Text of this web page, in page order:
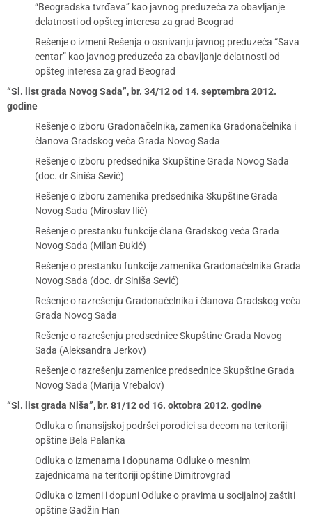
“Beogradska tvrđava” kao javnog preduzeća za obavljanje
delatnosti od opšteg interesa za grad Beograd
Rešenje o izmeni Rešenja o osnivanju javnog preduzeća “Sava
centar” kao javnog preduzeća za obavljanje delatnosti od
opšteg interesa za grad Beograd
“Sl. list grada Novog Sada”, br. 34/12 od 14. septembra 2012.
godine
Rešenje o izboru Gradonačelnika, zamenika Gradonačelnika i
članova Gradskog veća Grada Novog Sada
Rešenje o izboru predsednika Skupštine Grada Novog Sada
(doc. dr Siniša Sević)
Rešenje o izboru zamenika predsednika Skupštine Grada
Novog Sada (Miroslav Ilić)
Rešenje o prestanku funkcije člana Gradskog veća Grada
Novog Sada (Milan Đukić)
Rešenje o prestanku funkcije zamenika Gradonačelnika Grada
Novog Sada (doc. dr Siniša Sević)
Rešenje o razrešenju Gradonačelnika i članova Gradskog veća
Grada Novog Sada
Rešenje o razrešenju predsednice Skupštine Grada Novog
Sada (Aleksandra Jerkov)
Rešenje o razrešenju zamenice predsednice Skupštine Grada
Novog Sada (Marija Vrebalov)
“Sl. list grada Niša”, br. 81/12 od 16. oktobra 2012. godine
Odluka o finansijskoj podršci porodici sa decom na teritoriji
opštine Bela Palanka
Odluka o izmenama i dopunama Odluke o mesnim
zajednicama na teritoriji opštine Dimitrovgrad
Odluka o izmeni i dopuni Odluke o pravima u socijalnoj zaštiti
opštine Gadžin Han